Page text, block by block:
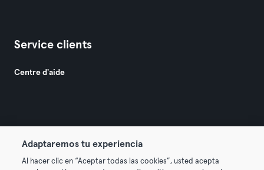
Service clients
Centre d'aide
Adaptaremos tu experiencia
Al hacer clic en “Aceptar todas las cookies”, usted acepta